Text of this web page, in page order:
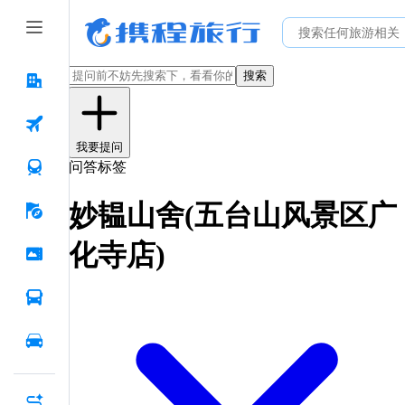
搜索
我要提问
问答标签
妙韫山舍(五台山风景区广
化寺店)